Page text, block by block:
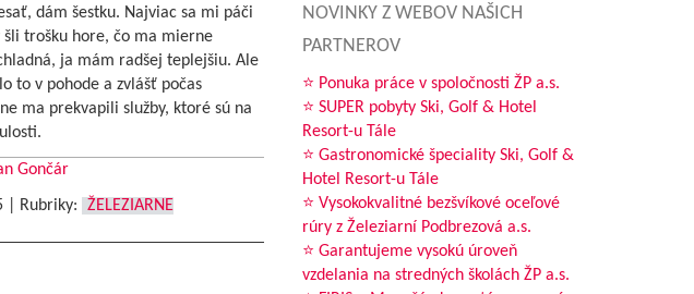
dám šestku. Najviac sa mi páči
šli trošku hore, čo ma mierne
ja mám radšej teplejšiu. Ale
to v pohode a zvlášť počas
ma prekvapili služby, ktoré sú na
Gončár
| Rubriky:
ŽELEZIARNE
NOVINKY Z WEBOV NAŠICH
PARTNEROV
⭐ Ponuka práce v spoločnosti ŽP a.s.
⭐ SUPER pobyty Ski, Golf & Hotel
Resort-u Tále
⭐ Gastronomické špeciality Ski, Golf &
Hotel Resort-u Tále
⭐ Vysokokvalitné bezšvíkové oceľové
rúry z Železiarní Podbrezová a.s.
⭐ Garantujeme vysokú úroveň
vzdelania na stredných školách ŽP a.s.